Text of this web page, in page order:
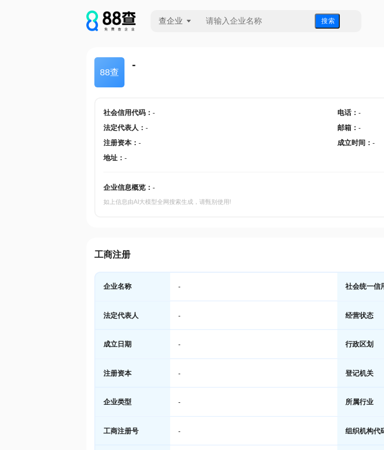
查企业 搜 索
88查
-
社会信用代码： - 电话： -
法定代表人 ： - 邮箱 ： -
注册资本： - 成立时间 ： -
地址： -
企业信息概览： -
如上信息由AI大模型全网搜索生成，请甄别使用!
工商注册
企业名称 - 社会统一信
法定代表人 - 经营状态
成立日期 - 行政区划
注册资本 - 登记机关
企业类型 - 所属行业
工商注册号 - 组织机构代